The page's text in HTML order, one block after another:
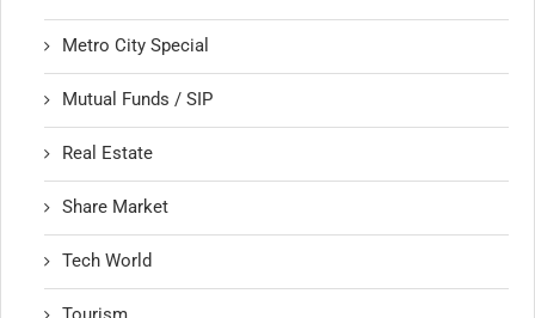
Metro City Special
Mutual Funds / SIP
Real Estate
Share Market
Tech World